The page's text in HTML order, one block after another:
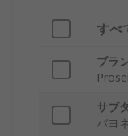
すべ
ブラ
サブ
バヨ